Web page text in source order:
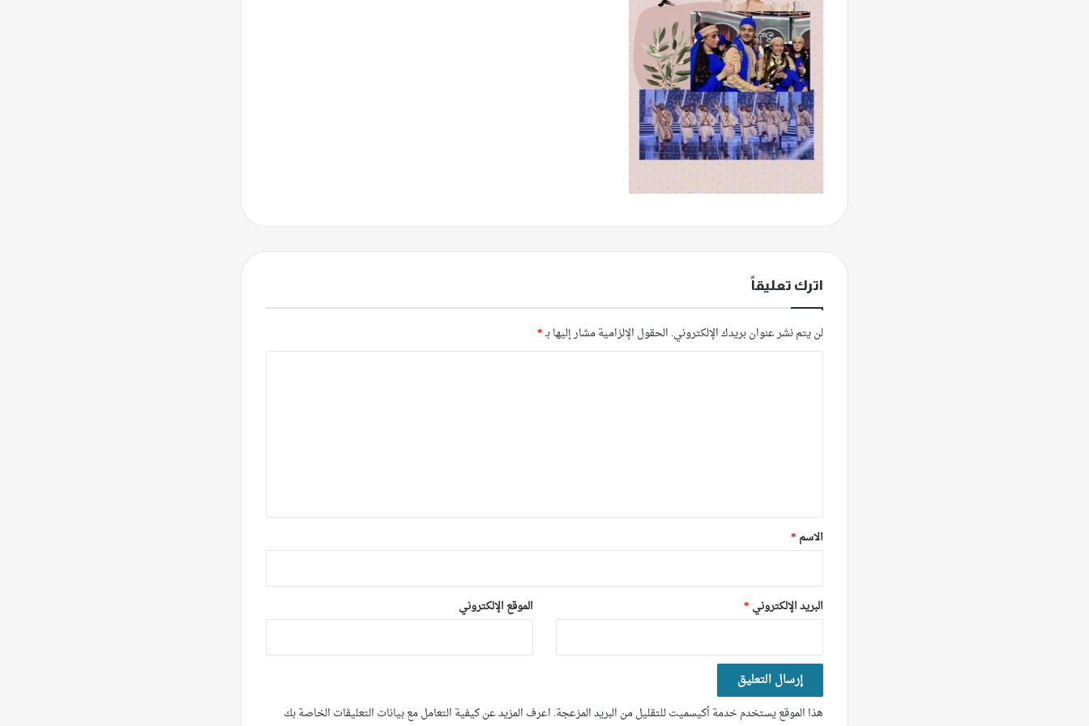
اترك تعليقاً
لن يتم نشر عنوان بريدك الإلكتروني. الحقول الإلزامية مشار إليها بـ*
*
الاسم *
البريد الإلكتروني * الموقع الإلكتروني
هذا الموقع يستخدم خدمة أكيسميت للتقليل من البريد المزعجة. اعرف المزيد عن كيفية التعامل مع بيانات التعليقات الخاصة بك